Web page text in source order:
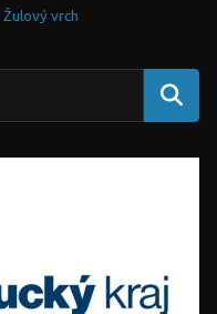
Žulový vrch